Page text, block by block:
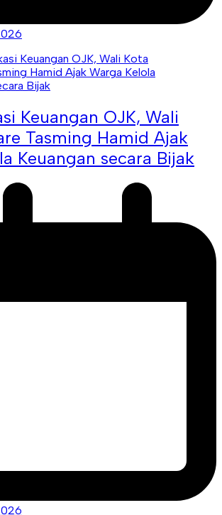
Keuangan OJK, Wali
Tasming Hamid Ajak
Keuangan secara Bijak